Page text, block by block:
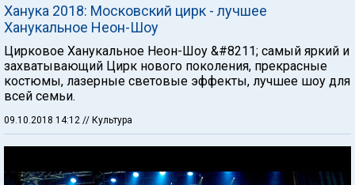
Ханука 2018: Московский цирк - лучшее
Ханукальное Неон-Шоу
Цирковое Ханукальное Неон-Шоу &#8211; самый яркий и
захватывающий Цирк нового поколения, прекрасные
костюмы, лазерные световые эффекты, лучшее шоу для
всей семьи.
09.10.2018 14:12 // Культура